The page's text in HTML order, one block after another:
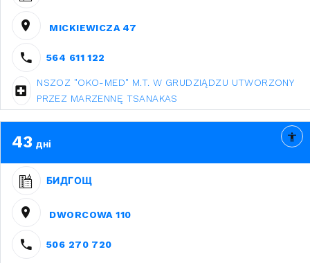
MICKIEWICZA 47
564 611 122
NSZOZ "OKO-MED" M.T. W GRUDZIĄDZU UTWORZONY
PRZEZ MARZENNĘ TSANAKAS
43 дні
БИДГОЩ
DWORCOWA 110
506 270 720